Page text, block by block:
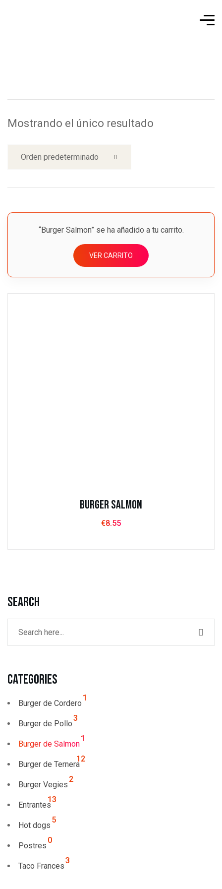
Mostrando el único resultado
Orden predeterminado
“Burger Salmon” se ha añadido a tu carrito.
VER CARRITO
Burger Salmon
€8.55
Search
Categories
Burger de Cordero
1
Burger de Pollo
3
Burger de Salmon
1
Burger de Ternera
12
Burger Vegies
2
Entrantes
13
Hot dogs
5
Postres
0
Taco Frances
3